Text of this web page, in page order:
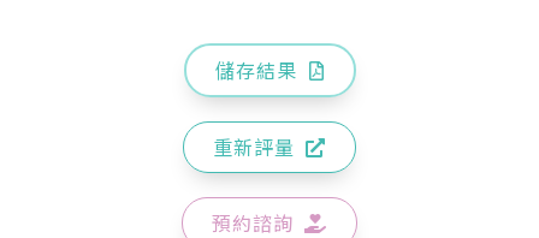
儲存結果
重新評量
預約諮詢